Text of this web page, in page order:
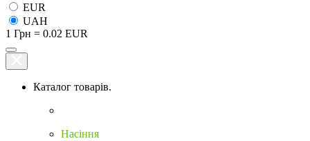
EUR
UAH
1 Грн = 0.02 EUR
Каталог товарів.
Насіння